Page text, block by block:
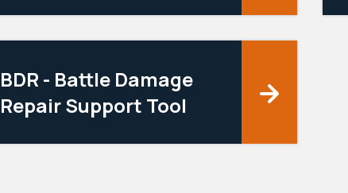
BDR - Battle Damage
Repair Support Tool